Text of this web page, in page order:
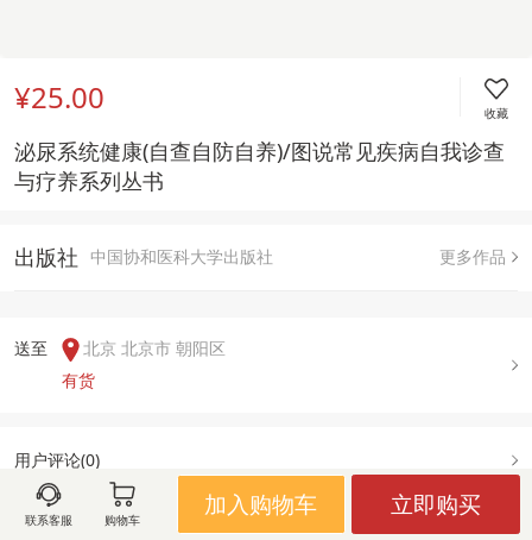
¥25.00 收藏
泌尿系统健康(自查自防自养)/图说常见疾病自我诊查
与疗养系列丛书
出版社 中国协和医科大学出版社 更多作品
送至
北京 北京市 朝阳区
有货
用户评论(0)
联系客服 购物车
加入购物车 立即购买